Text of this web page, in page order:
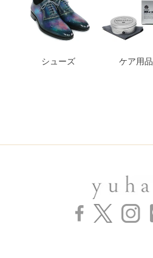
シューズ ケア用品